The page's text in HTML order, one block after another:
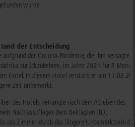
wurde.
der Entscheidung
aufgrund der Corona-Pandemie, die ihm versagte
zurückzukehren, im Jahre 2021 für 8
Hotel. In diesem Hotel verstarb er am
Zeit unbemerkt.
des Hotels, verlangte nach dem Ableben des
Nachlasspfleger, dem Beklagten (B.),
das Zimmer durch das längere Unbemerktsein